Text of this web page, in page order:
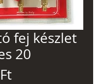
fej készlet
20
Ár